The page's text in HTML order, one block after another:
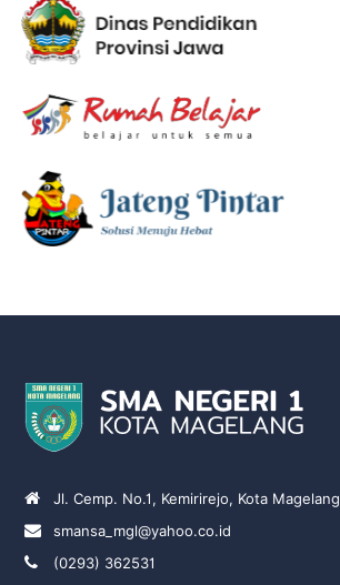
Jl. Cemp. No.1, Kemirirejo, Kota Magelang
smansa_mgl@yahoo.co.id
(0293) 362531